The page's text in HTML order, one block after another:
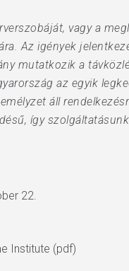
vagy a
Az igények
mutatkozik a
az egyik
áll
így
22.
Institute (pdf)